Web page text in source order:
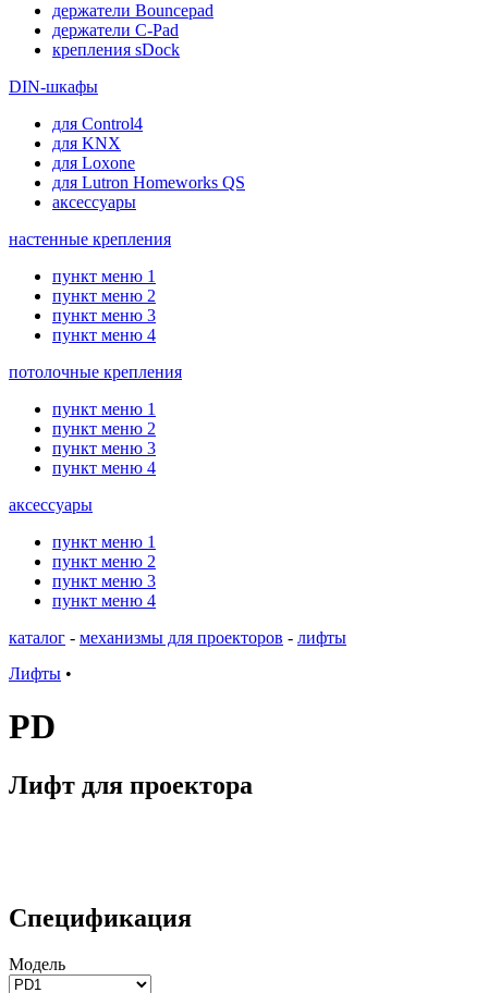
держатели Bouncepad
держатели C-Pad
крепления sDock
DIN-шкафы
для Control4
для KNX
для Loxone
для Lutron Homeworks QS
аксессуары
настенные крепления
пункт меню 1
пункт меню 2
пункт меню 3
пункт меню 4
потолочные крепления
пункт меню 1
пункт меню 2
пункт меню 3
пункт меню 4
аксессуары
пункт меню 1
пункт меню 2
пункт меню 3
пункт меню 4
каталог - механизмы для проекторов - лифты
Лифты •
PD
Лифт для проектора
Спецификация
Модель